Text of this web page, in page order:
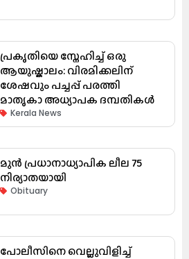
പ്രകൃതിയെ സ്നേഹിച്ച് ഒരു
ആയുഷ്കാലം: വിരമിക്കലിന്
ശേഷവും പച്ചപ്പ് പരത്തി
മാതൃകാ അധ്യാപക ദമ്പതികൾ
Kerala News
മുൻ പ്രധാനാധ്യാപിക ലീല 75
നിര്യാതയായി
Obituary
പോലീസിനെ വെല്ലുവിളിച്ച്